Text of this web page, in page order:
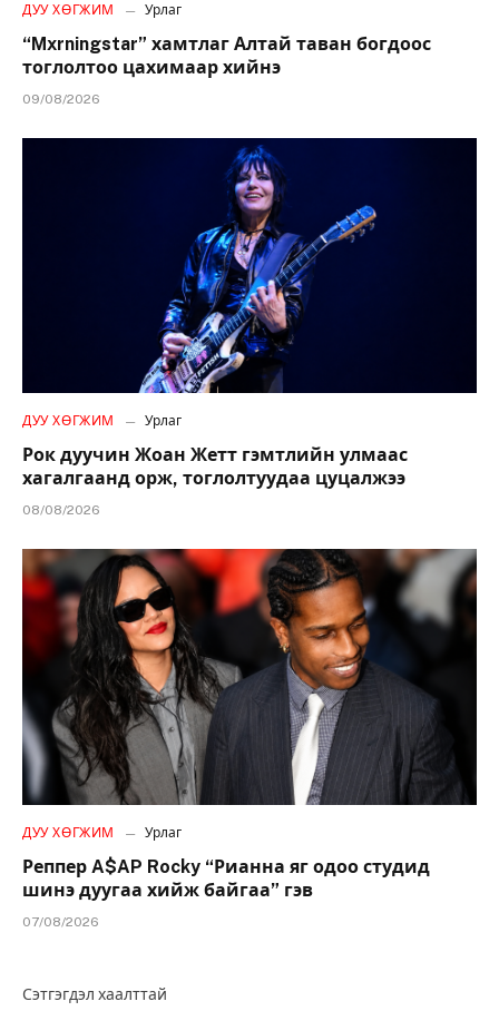
ДУУ ХӨГЖИМ Урлаг
“Mxrningstar” хамтлаг Алтай таван богдоос
тоглолтоо цахимаар хийнэ
09/08/2026
ДУУ ХӨГЖИМ Урлаг
Рок дуучин Жоан Жетт гэмтлийн улмаас
хагалгаанд орж, тоглолтуудаа цуцалжээ
08/08/2026
ДУУ ХӨГЖИМ Урлаг
Реппер A$AP Rocky “Рианна яг одоо студид
шинэ дуугаа хийж байгаа” гэв
07/08/2026
Сэтгэгдэл хаалттай